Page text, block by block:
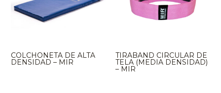
COLCHONETA DE ALTA
DENSIDAD – MIR
TIRABAND CIRCULAR DE
TELA (MEDIA DENSIDAD)
– MIR